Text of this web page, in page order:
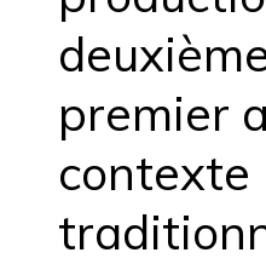
premier
contexte